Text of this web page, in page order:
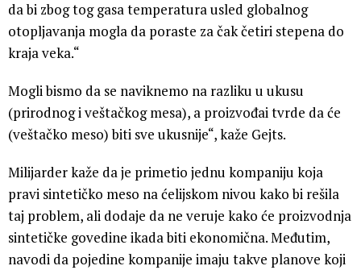
da bi zbog tog gasa temperatura usled globalnog
otopljavanja mogla da poraste za čak četiri stepena do
kraja veka.“
Mogli bismo da se naviknemo na razliku u ukusu
(prirodnog i veštačkog mesa), a proizvođai tvrde da će
(veštačko meso) biti sve ukusnije“, kaže Gejts.
Milijarder kaže da je primetio jednu kompaniju koja
pravi sintetičko meso na ćelijskom nivou kako bi rešila
taj problem, ali dodaje da ne veruje kako će proizvodnja
sintetičke govedine ikada biti ekonomična. Međutim,
navodi da pojedine kompanije imaju takve planove koji